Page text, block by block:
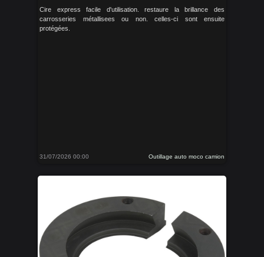
Cire express facile d'utilisation. restaure la brillance des
carrosseries métallisees ou non. celles-ci sont ensuite
protégées.
31/07/2026 00:00 Outillage auto moco camion